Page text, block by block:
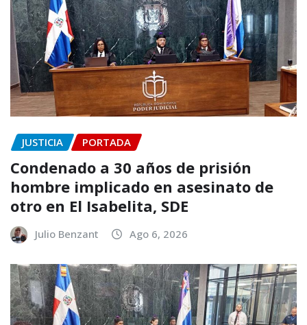
JUSTICIA PORTADA
Condenado a 30 años de prisión
hombre implicado en asesinato de
otro en El Isabelita, SDE
Julio Benzant Ago 6, 2026